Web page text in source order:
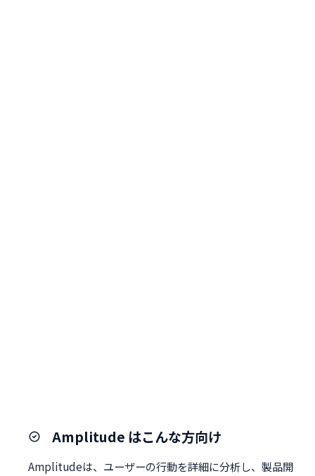
Amplitude はこんな方向け
Amplitudeは、ユーザーの行動を詳細に分析し、製品開